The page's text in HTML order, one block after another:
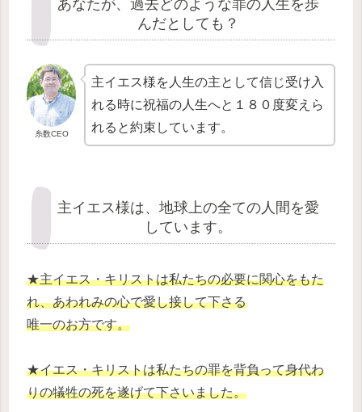
あなたが、過去どのような罪の人生を歩
んだとしても？
糸数CEO
主イエス様を人生の主として信じ受け入
れる時に祝福の人生へと１８０度変えら
れると約束しています。
主イエス様は、地球上の全ての人間を愛
しています。
★主イエス・キリストは私たちの必要に関心をもた
れ、あわれみの心で愛し接して下さる
唯一のお方です。
★イエス・キリストは私たちの罪を背負って身代わ
りの犠牲の死を遂げて下さいました。